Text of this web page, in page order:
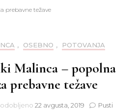
prebavne težave
, OSEBNO , POTOVANJA
Malinca – popolna
prebavne težave
22 avgusta, 2019
Pusti